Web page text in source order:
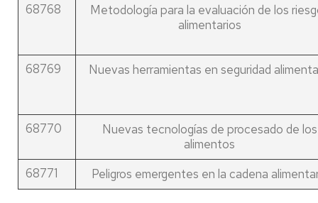
68768
Metodología para la evaluación de los
alimentarios
68769 Nuevas herramientas en seguridad
68770
Nuevas tecnologías de procesado de los
alimentos
68771
Peligros emergentes en la cadena